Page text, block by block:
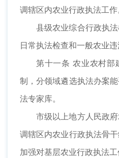
调辖区内农业行政执法工作
县级农业综合行政执
日常执法检查和一般农业违
第十一条 农业农村部
制，分领域遴选执法办案
法专家库。
市级以上地方人民政
调辖区内农业行政执法骨
加强对基层农业行政执法工